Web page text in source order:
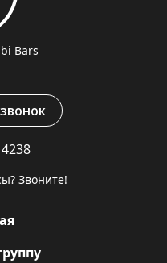
Bars
Звоните!